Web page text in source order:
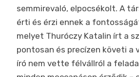
semmirevaló, elpocsékolt. A
érti és érzi ennek a
melyet Thuróczy Katalin írt a
pontosan és precízen követi a
író nem vette félvállról a